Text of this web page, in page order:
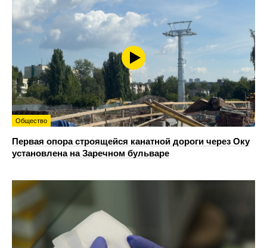
Общество
Первая опора строящейся канатной дороги через Оку
установлена на Заречном бульваре